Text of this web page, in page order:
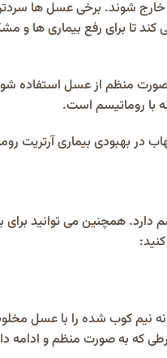
شوند. برخی عسل ها
برای رفع بیماری ها و
منظم از عسل استفاده
با روماتیسم است.
در بهبودى بيمارى آرتريت
همچنین می توانید برای
نیم کوب شده را با عسل
که به صورت منظم و